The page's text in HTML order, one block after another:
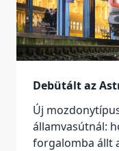
Debütált az
Új
államvasútnál:
forgalomba állt